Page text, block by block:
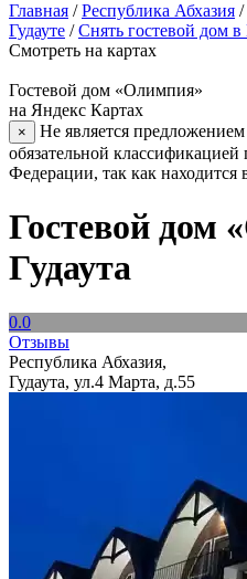
Главная /Республика Абхазия /
Гудауте /Снять гостевой дом в
Смотреть на картах
Гостевой дом «Олимпия»
на Яндекс Картах
×
Не является
обязательной классификацией
Федерации, так как находится
Гостевой дом
Гудаута
0.0
Отзывы
Республика Абхазия,
Гудаута, ул.4 Марта, д.55